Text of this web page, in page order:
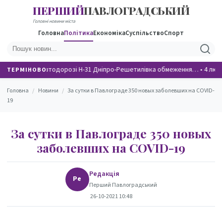
ПЕРШИЙПАВЛОГРАДСЬКИЙ
Головні новини міста
ГоловнаПолітикаЕкономікаСуспільствоСпорт
ТЕРМІНОВОНа автодорозі Н-31 Дніпро-Решетилівка обмеження… • 4
Головна / Новини / За сутки в Павлограде 350 новых заболевших на COVID-
19
За сутки в Павлограде 350 новых
заболевших на COVID-19
Ре Редакція
Перший Павлоградський
26-10-2021 10:48